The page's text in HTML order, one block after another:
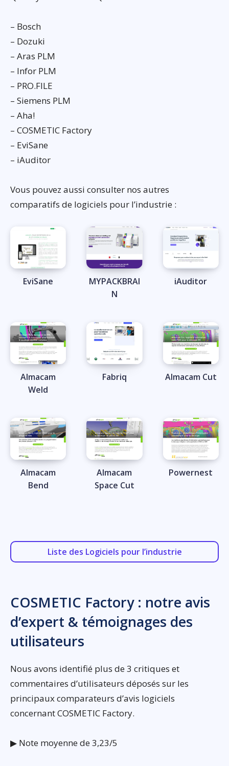
– Bosch
– Dozuki
– Aras PLM
– Infor PLM
– PRO.FILE
– Siemens PLM
– Aha!
– COSMETIC Factory
– EviSane
– iAuditor
Vous pouvez aussi consulter nos autres
comparatifs de logiciels pour l’industrie :
EviSane
MYPACKBRAI
N
iAuditor
Almacam
Weld
Fabriq Almacam Cut
Almacam
Bend
Almacam
Space Cut
Powernest
Liste des Logiciels pour l’industrie
COSMETIC Factory : notre avis
d’expert & témoignages des
utilisateurs
Nous avons identifié plus de 3 critiques et
commentaires d’utilisateurs déposés sur les
principaux comparateurs d’avis logiciels
concernant COSMETIC Factory.
▶ Note moyenne de 3,23/5